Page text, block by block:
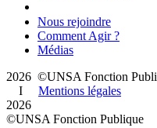
Nous rejoindre
Comment Agir ?
Médias
2026 ©UNSA Fonction
I Mentions légales
2026
©UNSA Fonction Publique